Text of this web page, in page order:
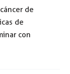
de
de
con